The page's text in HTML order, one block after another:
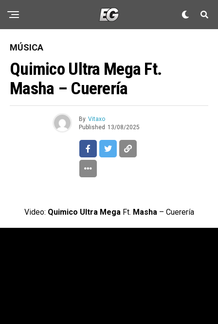
MÚSICA
Quimico Ultra Mega Ft.
Masha – Cuerería
By Vitaxo
Published 13/08/2025
Video: Quimico Ultra MegaFt. Masha – Cuerería